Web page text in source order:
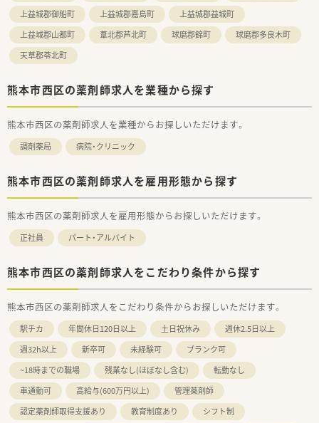
上益城郡御船町
上益城郡嘉島町
上益城郡益城町
上益城郡山都町
葦北郡芦北町 球磨郡錦町
球磨郡多良木町
天草郡苓北町
熊本市西区の薬剤師求人を業種から探す
熊本市西区の薬剤師求人を業種からお探しいただけます。
調剤薬局 病院・クリニック
熊本市西区の薬剤師求人を雇用形態から探す
熊本市西区の薬剤師求人を雇用形態からお探しいただけます。
正社員 パート・アルバイト
熊本市西区の薬剤師求人をこだわり条件から探す
熊本市西区の薬剤師求人をこだわり条件からお探しいただけます。
駅チカ 年間休日120日以上 土日祝休み
週休2.5日以上
週32h以上
新卒可 未経験可
ブランク可
~18時までの職場
残業なし(ほぼなし含む)
転勤なし
車通勤可
高給与(600万円以上)
管理薬剤師
認定薬剤師取得支援あり
教育制度あり
シフト制